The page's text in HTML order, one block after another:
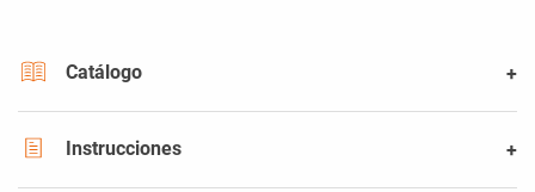
Catálogo
Instrucciones